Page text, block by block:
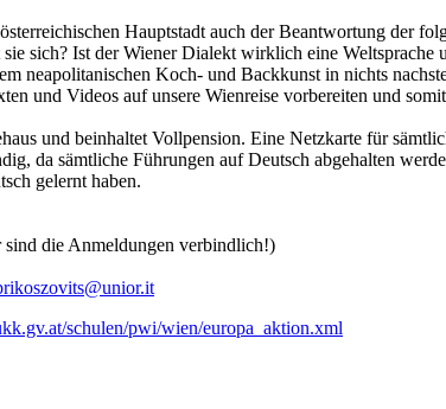
Hauptstadt auch der Beantwortung der
sich? Ist der Wiener Dialekt wirklich eine Weltsprache
neapolitanischen Koch- und Backkunst in nichts
und Videos auf unsere Wienreise vorbereiten und
und beinhaltet Vollpension. Eine Netzkarte für
da sämtliche Führungen auf Deutsch abgehalten
gelernt haben.
sind die Anmeldungen verbindlich!)
schulen/pwi/wien/europa_aktion.xml